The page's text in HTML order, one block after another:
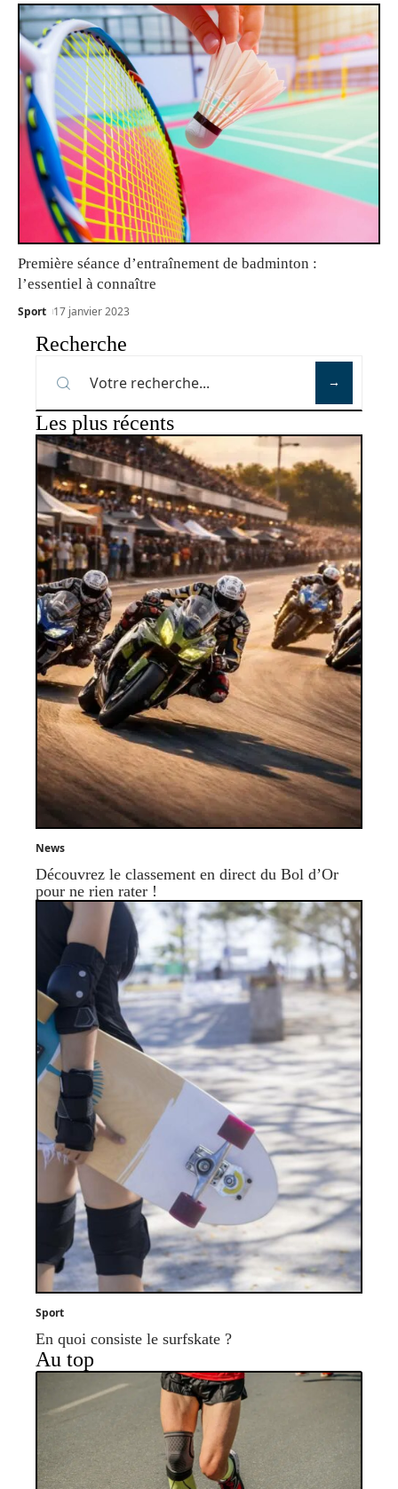
Première séance d’entraînement de badminton :
l’essentiel à connaître
Sport 17 janvier 2023
Recherche
Les plus récents
News
Découvrez le classement en direct du Bol d’Or
pour ne rien rater !
Sport
En quoi consiste le surfskate ?
Au top